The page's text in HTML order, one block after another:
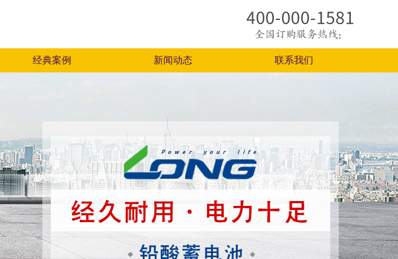
经典案例 新闻动态 联系我们